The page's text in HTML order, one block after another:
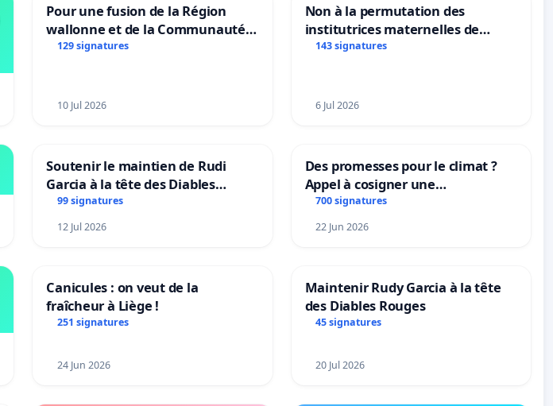
Pour une fusion de la Région
wallonne et de la Communauté
française (Fédération Wallonie-
129 signatures
10 Jul 2026
Non à la permutation des
institutrices maternelles de
Bléharies et Laplaigne !
143 signatures
6 Jul 2026
Soutenir le maintien de Rudi
Garcia à la tête des Diables
Rouges |Teken voor het behoud
van Rudi Garcia als bondscoach
99 signatures
12 Jul 2026
Des promesses pour le climat ?
Appel à cosigner une
interpellation des ministres
wallons du climat et de
l’environnement.
700 signatures
22 Jun 2026
Canicules : on veut de la
fraîcheur à Liège !
251 signatures
24 Jun 2026
Maintenir Rudy Garcia à la tête
des Diables Rouges
45 signatures
20 Jul 2026